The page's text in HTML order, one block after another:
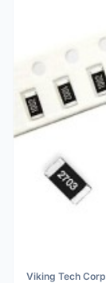
Viking Tech Corp